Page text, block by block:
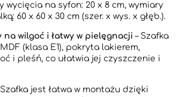
wycięcia na syfon: 20 x 8 cm, wymiary
60 x 60 x 30 cm (szer. x wys. x głęb.).
wilgoć i łatwy w pielęgnacji – Szafka
(klasa E1), pokryta lakierem,
i pleśń, co ułatwia jej czyszczenie i
Szafka jest łatwa w montażu dzięki